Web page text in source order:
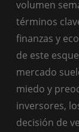
volumen
términos
finanzas y
de este
mercado
miedo y
inversores,
decisión de